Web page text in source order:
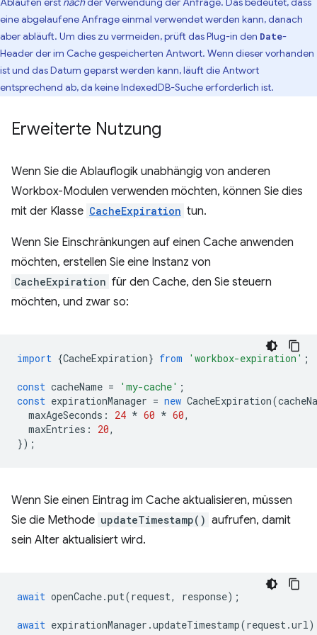
eine abgelaufene Anfrage einmal verwendet werden kann, danach
aber abläuft. Um dies zu vermeiden, prüft das Plug-in den Date-
Header der im Cache gespeicherten Antwort. Wenn dieser vorhanden
ist und das Datum geparst werden kann, läuft die Antwort
entsprechend ab, da keine IndexedDB-Suche erforderlich ist.
Erweiterte Nutzung
Wenn Sie die Ablauflogik unabhängig von anderen
Workbox-Modulen verwenden möchten, können Sie dies
mit der Klasse CacheExpiration tun.
Wenn Sie Einschränkungen auf einen Cache anwenden
möchten, erstellen Sie eine Instanz von
CacheExpiration für den Cache, den Sie steuern
möchten, und zwar so:
import {CacheExpiration} from 'workbox-expiration' ;
const cacheName = 'my-cache' ;
const expirationManager = new CacheExpiration(
maxAgeSeconds : 24 * 60 * 60,
maxEntries : 20,
});
Wenn Sie einen Eintrag im Cache aktualisieren, müssen
Sie die Methode updateTimestamp() aufrufen, damit
sein Alter aktualisiert wird.
await openCache.put(request, response);
await expirationManager .updateTimestamp(request.url